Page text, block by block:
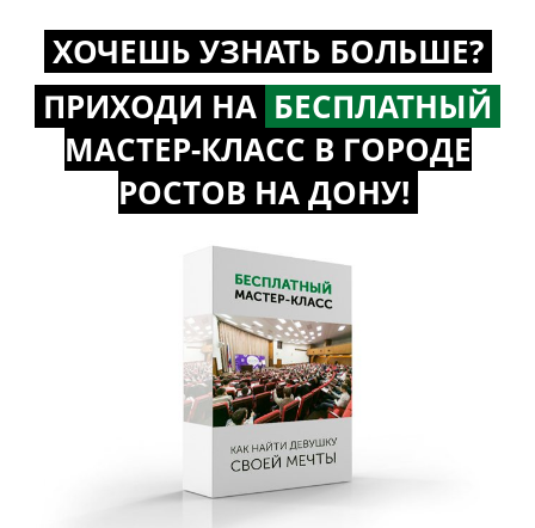
ХОЧЕШЬ УЗНАТЬ БОЛЬШЕ?
ПРИХОДИ НА БЕСПЛАТНЫЙ
МАСТЕР-КЛАСС В ГОРОДЕ
РОСТОВ НА ДОНУ!